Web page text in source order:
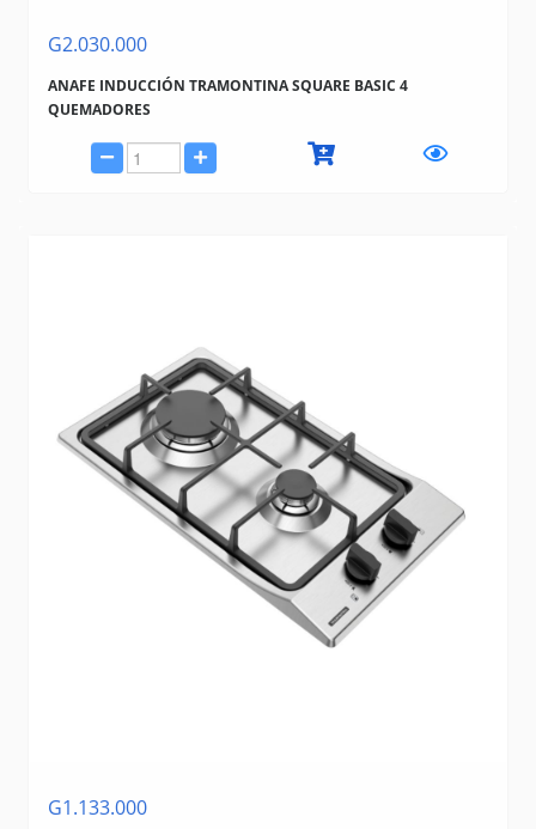
G2.030.000
ANAFE INDUCCIÓN TRAMONTINA SQUARE BASIC 4
QUEMADORES
G1.133.000